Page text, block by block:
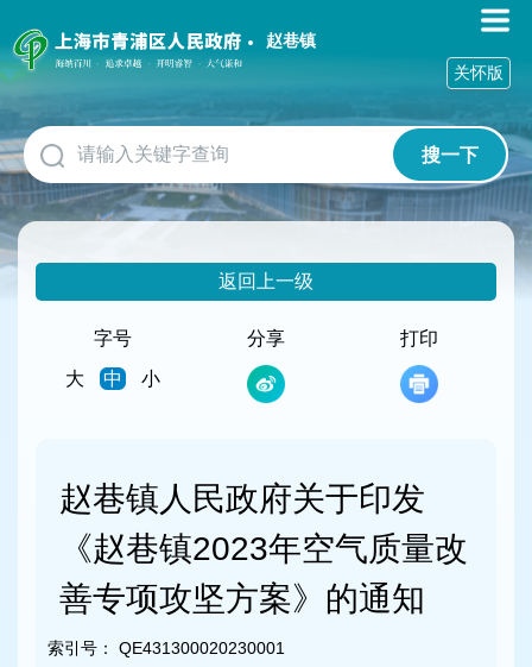
障
碍
作
说
明
跳
到
网
赵巷镇
搜一下
关怀版
返回上一级
字号
大
中 小
分享 打印
赵巷镇人民政府关于印发
《赵巷镇2023年空气质量改
善专项攻坚方案》的通知
索引号： QE431300020230001